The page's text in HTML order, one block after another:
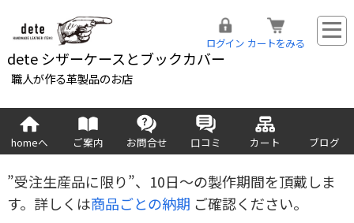
dete シザーケースとブックカバー
職人が作る革製品のお店
ログイン カートをみる
homeへ ご案内 お問合せ 口コミ カート ブログ
”受注生産品に限り”、10日～の製作期間を頂戴しま
す。詳しくは商品ごとの納期 ご確認ください。